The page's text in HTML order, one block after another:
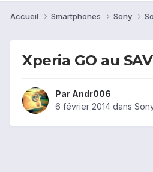
Accueil Smartphones Sony
Xperia GO au
Par Andr006
6 février 2014 dans